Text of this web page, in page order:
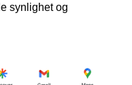
synlighet og